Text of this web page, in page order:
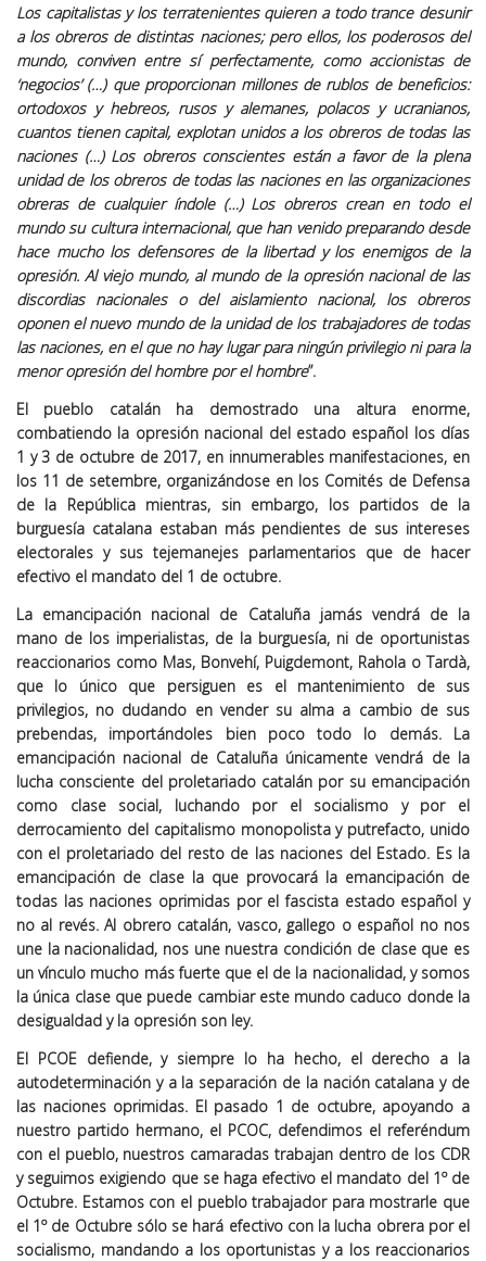
Los capitalistas y los terratenientes quieren a todo trance desunir
a los obreros de distintas naciones; pero ellos, los poderosos del
mundo, conviven entre sí perfectamente, como accionistas de
‘negocios’ (…) que proporcionan millones de rublos de beneficios:
ortodoxos y hebreos, rusos y alemanes, polacos y ucranianos,
cuantos tienen capital, explotan unidos a los obreros de todas las
naciones (…) Los obreros conscientes están a favor de la plena
unidad de los obreros de todas las naciones en las organizaciones
obreras de cualquier índole (…) Los obreros crean en todo el
mundo su cultura internacional, que han venido preparando desde
hace mucho los defensores de la libertad y los enemigos de la
opresión. Al viejo mundo, al mundo de la opresión nacional de las
discordias nacionales o del aislamiento nacional, los obreros
oponen el nuevo mundo de la unidad de los trabajadores de todas
las naciones, en el que no hay lugar para ningún privilegio ni para la
menor opresión del hombre por el hombre”.
El pueblo catalán ha demostrado una altura enorme,
combatiendo la opresión nacional del estado español los días
1 y 3 de octubre de 2017, en innumerables manifestaciones, en
los 11 de setembre, organizándose en los Comités de Defensa
de la República mientras, sin embargo, los partidos de la
burguesía catalana estaban más pendientes de sus intereses
electorales y sus tejemanejes parlamentarios que de hacer
efectivo el mandato del 1 de octubre.
La emancipación nacional de Cataluña jamás vendrá de la
mano de los imperialistas, de la burguesía, ni de oportunistas
reaccionarios como Mas, Bonvehí, Puigdemont, Rahola o Tardà,
que lo único que persiguen es el mantenimiento de sus
privilegios, no dudando en vender su alma a cambio de sus
prebendas, importándoles bien poco todo lo demás. La
emancipación nacional de Cataluña únicamente vendrá de la
lucha consciente del proletariado catalán por su emancipación
como clase social, luchando por el socialismo y por el
derrocamiento del capitalismo monopolista y putrefacto, unido
con el proletariado del resto de las naciones del Estado. Es la
emancipación de clase la que provocará la emancipación de
todas las naciones oprimidas por el fascista estado español y
no al revés. Al obrero catalán, vasco, gallego o español no nos
une la nacionalidad, nos une nuestra condición de clase que es
un vínculo mucho más fuerte que el de la nacionalidad, y somos
la única clase que puede cambiar este mundo caduco donde la
desigualdad y la opresión son ley.
El PCOE defiende, y siempre lo ha hecho, el derecho a la
autodeterminación y a la separación de la nación catalana y de
las naciones oprimidas. El pasado 1 de octubre, apoyando a
nuestro partido hermano, el PCOC, defendimos el referéndum
con el pueblo, nuestros camaradas trabajan dentro de los CDR
y seguimos exigiendo que se haga efectivo el mandato del 1º de
Octubre. Estamos con el pueblo trabajador para mostrarle que
el 1º de Octubre sólo se hará efectivo con la lucha obrera por el
socialismo, mandando a los oportunistas y a los reaccionarios